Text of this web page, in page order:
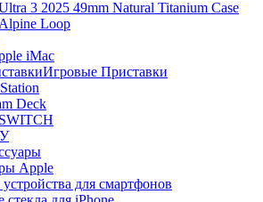
iMac
Игровые Приставки
Deck
Apple
для смартфонов